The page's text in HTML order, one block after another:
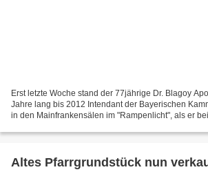
Erst letzte Woche stand der 77jährige Dr. Blagoy
Jahre lang bis 2012 Intendant der Bayerischen
in den Mainfrankensälen im "Rampenlicht", als er
Altes Pfarrgrundstück nun